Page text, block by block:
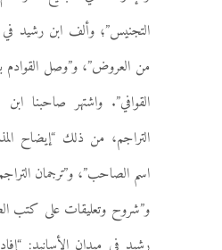
التجنيس”؛ وألف ابن رشيد
من العروض”، و”وصل القوادم
القوافي”. واشتهر صاحبنا
التراجم، من ذلك “إيضاح
اسم الصاحب”، و”ترجمان
و”شروح وتعليقات على كتب